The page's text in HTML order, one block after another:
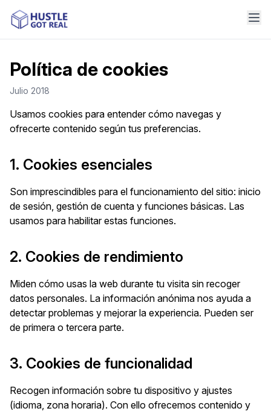
Política de cookies
Julio 2018
Usamos cookies para entender cómo navegas y
ofrecerte contenido según tus preferencias.
1. Cookies esenciales
Son imprescindibles para el funcionamiento del sitio: inicio
de sesión, gestión de cuenta y funciones básicas. Las
usamos para habilitar estas funciones.
2. Cookies de rendimiento
Miden cómo usas la web durante tu visita sin recoger
datos personales. La información anónima nos ayuda a
detectar problemas y mejorar la experiencia. Pueden ser
de primera o tercera parte.
3. Cookies de funcionalidad
Recogen información sobre tu dispositivo y ajustes
(idioma, zona horaria). Con ello ofrecemos contenido y